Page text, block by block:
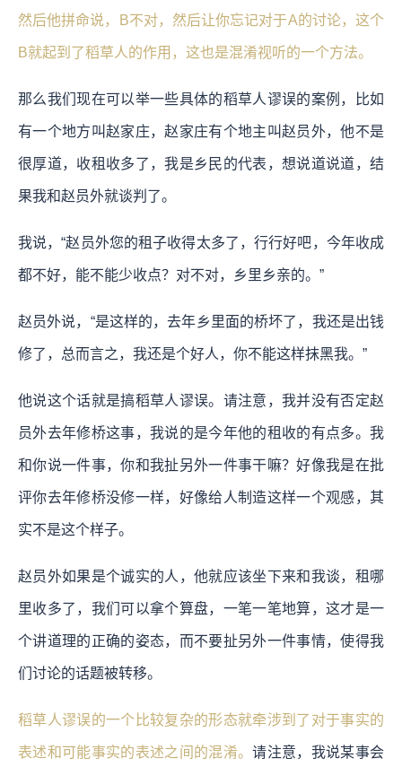
然后他拼命说，B不对，然后让你忘记对于A的讨论，这个
B就起到了稻草人的作用，这也是混淆视听的一个方法。
那么我们现在可以举一些具体的稻草人谬误的案例，比如
有一个地方叫赵家庄，赵家庄有个地主叫赵员外，他不是
很厚道，收租收多了，我是乡民的代表，想说道说道，结
果我和赵员外就谈判了。
我说，“赵员外您的租子收得太多了，行行好吧，今年收成
都不好，能不能少收点？对不对，乡里乡亲的。”
赵员外说，“是这样的，去年乡里面的桥坏了，我还是出钱
修了，总而言之，我还是个好人，你不能这样抹黑我。”
他说这个话就是搞稻草人谬误。请注意，我并没有否定赵
员外去年修桥这事，我说的是今年他的租收的有点多。我
和你说一件事，你和我扯另外一件事干嘛？好像我是在批
评你去年修桥没修一样，好像给人制造这样一个观感，其
实不是这个样子。
赵员外如果是个诚实的人，他就应该坐下来和我谈，租哪
里收多了，我们可以拿个算盘，一笔一笔地算，这才是一
个讲道理的正确的姿态，而不要扯另外一件事情，使得我
们讨论的话题被转移。
稻草人谬误的一个比较复杂的形态就牵涉到了对于事实的
表述和可能事实的表述之间的混淆。请注意，我说某事会